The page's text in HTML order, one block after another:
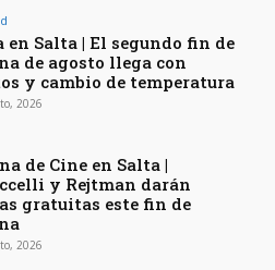
en Salta | El segundo fin de
de agosto llega con
y cambio de temperatura
2026
de Cine en Salta |
y Rejtman darán
gratuitas este fin de
2026